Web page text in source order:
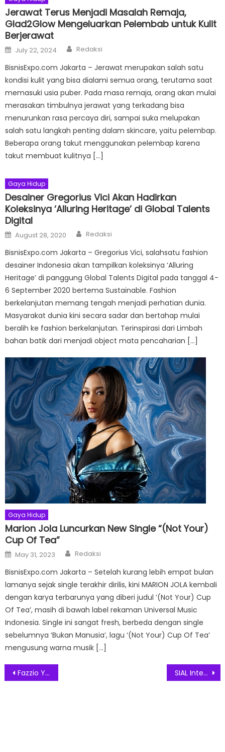
Jerawat Terus Menjadi Masalah Remaja,
Glad2Glow Mengeluarkan Pelembab untuk Kulit
Berjerawat
Posted
on
July 22, 2024 Author
Redaksi
BisnisExpo.com Jakarta – Jerawat merupakan salah satu
kondisi kulit yang bisa dialami semua orang, terutama saat
memasuki usia puber. Pada masa remaja, orang akan mulai
merasakan timbulnya jerawat yang terkadang bisa
menurunkan rasa percaya diri, sampai suka melupakan
salah satu langkah penting dalam skincare, yaitu pelembap.
Beberapa orang takut menggunakan pelembap karena
takut membuat kulitnya […]
Gaya Hidup
Desainer Gregorius Vici Akan Hadirkan
Koleksinya ‘Alluring Heritage’ di Global Talents
Digital
Posted
on
August 28, 2020 Author
Redaksi
BisnisExpo.com Jakarta – Gregorius Vici, salahsatu fashion
desainer Indonesia akan tampilkan koleksinya ‘Alluring
Heritage’ di panggung Global Talents Digital pada tanggal 4-
6 September 2020 bertema Sustainable. Fashion
berkelanjutan memang tengah menjadi perhatian dunia.
Masyarakat dunia kini secara sadar dan bertahap mulai
beralih ke fashion berkelanjutan. Terinspirasi dari Limbah
bahan batik dari menjadi object mata pencaharian […]
Gaya Hidup
Marion Jola Luncurkan New Single “(Not Your)
Cup Of Tea”
Posted
on
May 31, 2023 Author
Redaksi
BisnisExpo.com Jakarta – Setelah kurang lebih empat bulan
lamanya sejak single terakhir dirilis, kini MARION JOLA kembali
dengan karya terbarunya yang diberi judul ‘(Not Your) Cup
Of Tea’, masih di bawah label rekaman Universal Music
Indonesia. Single ini sangat fresh, berbeda dengan single
sebelumnya ‘Bukan Manusia’, lagu ‘(Not Your) Cup Of Tea’
mengusung warna musik […]
Post
Fazzio Youth Festival 2025 Euforia di 3 Kota, Rangkul Gen Z Lewat Kompetisi SIAL Interfood 2025 Siap Hadirkan 1.500 peserta dari 26 negara